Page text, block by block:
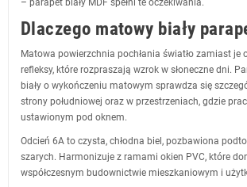
Dlaczego matowy biały
Matowa powierzchnia pochłania światło zamiast je
refleksy, które rozpraszają wzrok w słoneczne dni.
biały o wykończeniu matowym sprawdza się
strony południowej oraz w przestrzeniach, gdzie
ustawionym pod oknem.
Odcień 6A to czysta, chłodna biel, pozbawiona
szarych. Harmonizuje z ramami okien PVC, które
współczesnym budownictwie mieszkaniowym i